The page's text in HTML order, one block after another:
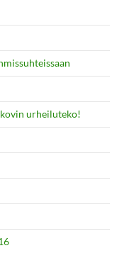
urheiluteko!